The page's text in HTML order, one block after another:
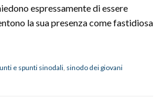
espressamente di essere
la sua presenza come fastidiosa
e spunti sinodali, sinodo dei giovani